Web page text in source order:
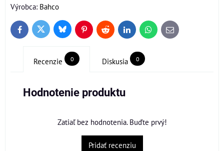
Výrobca: Bahco
FacebookTwitter BlueskyPinterestReddit LinkedInWhatsApp
E-
mail
Recenzie 0 Diskusia 0
Hodnotenie produktu
Zatiaľ bez hodnotenia. Buďte prvý!
Pridať recenziu